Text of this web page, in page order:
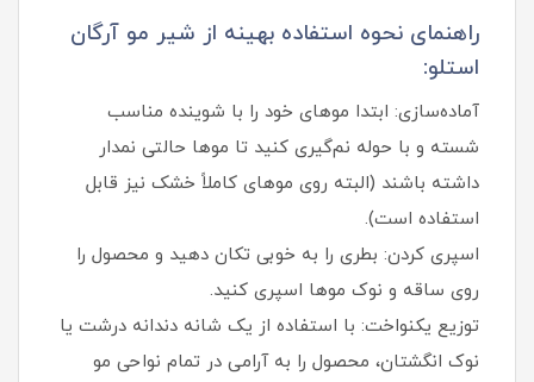
راهنمای نحوه استفاده بهینه از شیر مو آرگان
استلو:
آماده‌سازی: ابتدا موهای خود را با شوینده مناسب
شسته و با حوله نم‌گیری کنید تا موها حالتی نمدار
داشته باشند (البته روی موهای کاملاً خشک نیز قابل
استفاده است).
اسپری کردن: بطری را به خوبی تکان دهید و محصول را
روی ساقه و نوک موها اسپری کنید.
توزیع یکنواخت: با استفاده از یک شانه دندانه درشت یا
نوک انگشتان، محصول را به آرامی در تمام نواحی مو